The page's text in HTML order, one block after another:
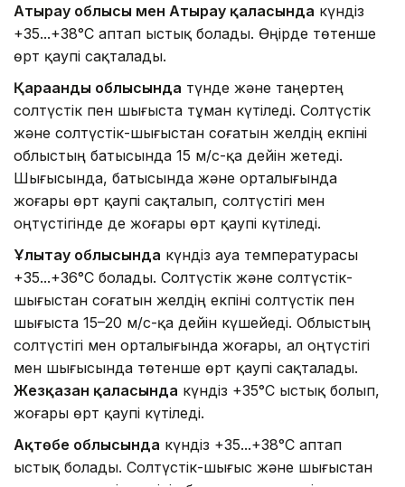
Атырау облысы мен Атырау қаласында күндіз
+35...+38°C аптап ыстық болады. Өңірде төтенше
өрт қаупі сақталады.
Қарағанды облысында түнде және таңертең
солтүстік пен шығыста тұман күтіледі. Солтүстік
және солтүстік-шығыстан соғатын желдің екпіні
облыстың батысында 15 м/с-қа дейін жетеді.
Шығысында, батысында және орталығында
жоғары өрт қаупі сақталып, солтүстігі мен
оңтүстігінде де жоғары өрт қаупі күтіледі.
Ұлытау облысында күндіз ауа температурасы
+35...+36°C болады. Солтүстік және солтүстік-
шығыстан соғатын желдің екпіні солтүстік пен
шығыста 15–20 м/с-қа дейін күшейеді. Облыстың
солтүстігі мен орталығында жоғары, ал оңтүстігі
мен шығысында төтенше өрт қаупі сақталады.
Жезқазған қаласында күндіз +35°C ыстық болып,
жоғары өрт қаупі күтіледі.
Ақтөбе облысында күндіз +35...+38°C аптап
ыстық болады. Солтүстік-шығыс және шығыстан